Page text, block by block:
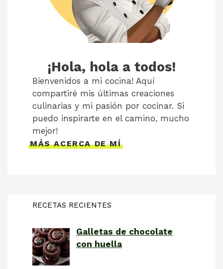
¡Hola, hola a todos!
Bienvenidos a mi cocina! Aquí
compartiré mis últimas creaciones
culinarias y mi pasión por cocinar. Si
puedo inspirarte en el camino, mucho
mejor!
MÁS ACERCA DE MÍ
RECETAS RECIENTES
Galletas de chocolate
con huella